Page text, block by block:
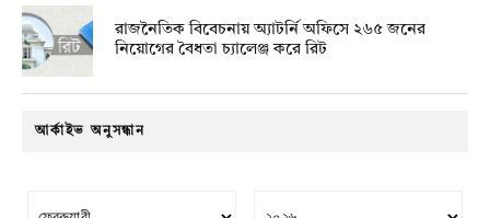
রাজনৈতিক বিবেচনায় অ‍্যাটর্নি অফিসে ২৬৫ জনের
নিয়োগের বৈধতা চ্যালেঞ্জ করে রিট
আর্কাইভ অনুসন্ধান